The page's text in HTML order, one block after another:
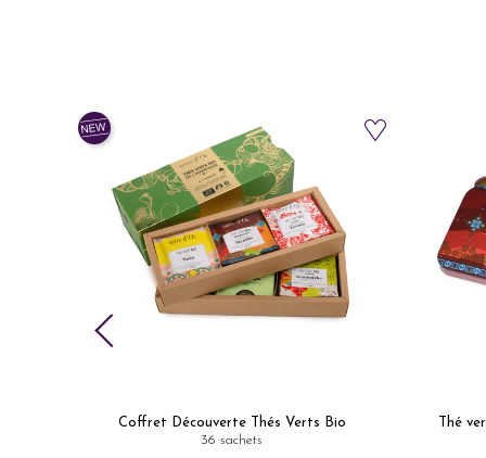
Coffret Découverte Thés Verts Bio
36 sachets
Thé